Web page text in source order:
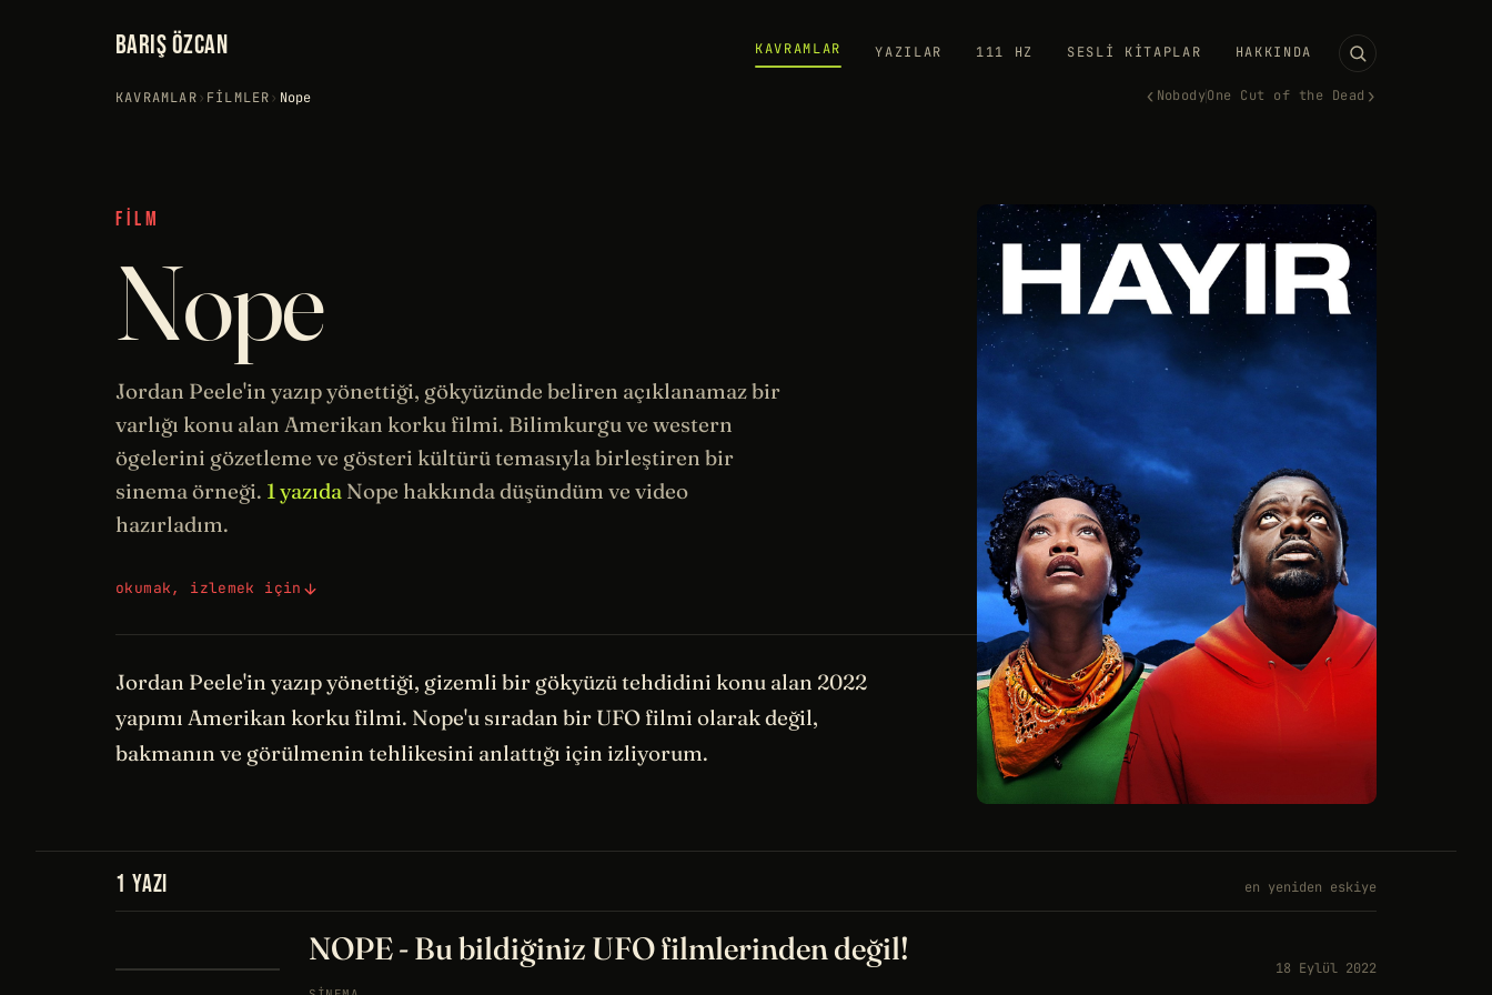
BARIŞ ÖZCAN KAVRAMLAR YAZILAR 111 HZ SESLI KITAPLAR HAKKINDA
KAVRAMLAR› FILMLER› Nope ‹ NobodyOne Cut of the Dead ›
FILM
Nope
Jordan Peele'in yazıp yönettiği, gökyüzünde beliren açıklanamaz bir
varlığı konu alan Amerikan korku filmi. Bilimkurgu ve western
ögelerini gözetleme ve gösteri kültürü temasıyla birleştiren bir
sinemaörneği. 1 yazıda Nope hakkında düşündüm ve video
hazırladım.
okumak, izlemek için
Jordan Peele'in yazıp yönettiği, gizemli bir gökyüzü tehdidini konu alan 2022
yapımı Amerikan korku filmi. Nope'u sıradan bir UFO filmi olarak değil,
bakmanın ve görülmenin tehlikesini anlattığı için izliyorum.
1 YAZI en yeniden eskiye
NOPE - Bu bildiğiniz UFO filmlerinden değil!
18 Eylül 2022